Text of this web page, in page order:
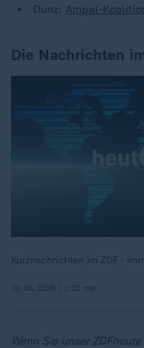
Dunz: Ampel-
Die Nachrichten
Kurznachrichten im ZDF -
Wenn Sie unser